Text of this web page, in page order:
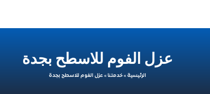
عزل الفوم للاسطح بجدة
الرئيسية»خدمتنا»عزل الفوم للاسطح بجدة